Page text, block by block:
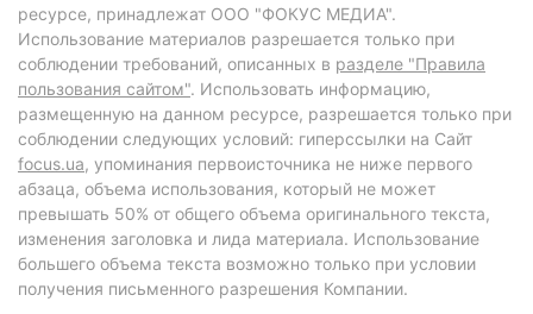
ресурсе, принадлежат ООО "ФОКУС МЕДИА".
Использование материалов разрешается только при
соблюдении требований, описанных в разделе "Правила
пользования сайтом". Использовать информацию,
размещенную на данном ресурсе, разрешается только при
соблюдении следующих условий: гиперссылки на Сайт
focus.ua, упоминания первоисточника не ниже первого
абзаца, объема использования, который не может
превышать 50% от общего объема оригинального текста,
изменения заголовка и лида материала. Использование
большего объема текста возможно только при условии
получения письменного разрешения Компании.